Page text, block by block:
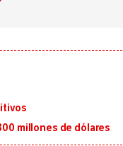
millones de dólares
provocando una